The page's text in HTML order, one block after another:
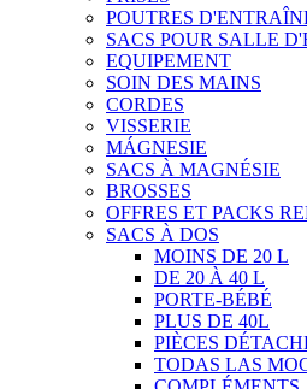
POUTRES
SACS POUR SALLE
EQUIPEMENT
SOIN DES MAINS
CORDES
VISSERIE
MÁGNESIE
SACS À MAGNÉSIE
BROSSES
OFFRES ET PACKS
SACS À DOS
MOINS DE 20 L
DE 20 À 40 L
PORTE-BÉBÉ
PLUS DE 40L
PIÈCES
TODAS LAS